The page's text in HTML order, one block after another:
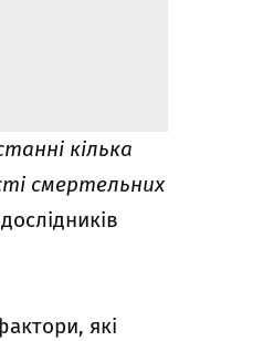
кілька
смертельних
які